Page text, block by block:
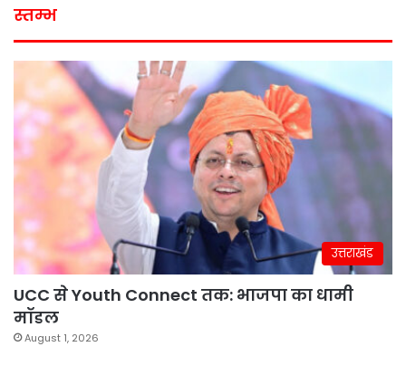
स्तम्भ
उत्तराखंड
UCC से Youth Connect तक: भाजपा का धामी
मॉडल
August 1, 2026